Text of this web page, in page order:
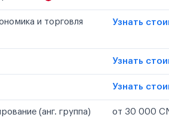
и торговля Узнать
Узнать
Узнать
(анг. группа) от 30 000